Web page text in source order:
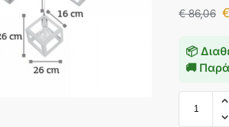
€86,06 €
📦
🚚